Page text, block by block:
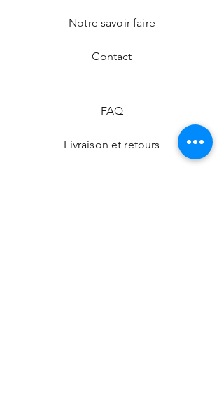
Notre savoir-faire
Contact
FAQ
Livraison et retours